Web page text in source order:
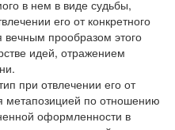
в нем в виде судьбы,
его от конкретного
вечным прообразом этого
идей, отражением
при отвлечении его от
метапозицией по отношению
оформленности в